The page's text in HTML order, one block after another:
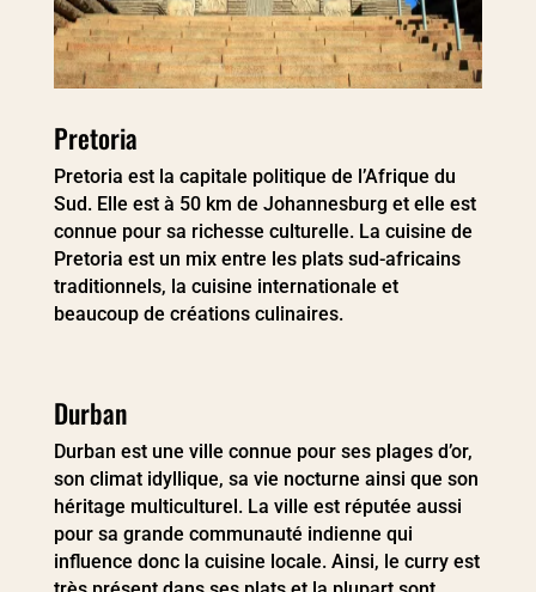
Pretoria
Pretoria est la capitale politique de l’Afrique du
Sud. Elle est à 50 km de Johannesburg et elle est
connue pour sa richesse culturelle. La cuisine de
Pretoria est un mix entre les plats sud-africains
traditionnels, la cuisine internationale et
beaucoup de créations culinaires.
Durban
Durban est une ville connue pour ses plages d’or,
son climat idyllique, sa vie nocturne ainsi que son
héritage multiculturel. La ville est réputée aussi
pour sa grande communauté indienne qui
influence donc la cuisine locale. Ainsi, le curry est